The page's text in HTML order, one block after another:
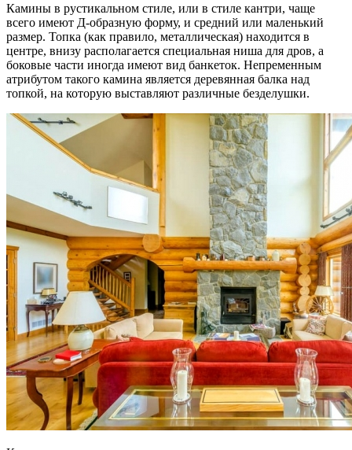
Камины в рустикальном стиле, или в стиле кантри, чаще
всего имеют Д-образную форму, и средний или маленький
размер. Топка (как правило, металлическая) находится в
центре, внизу располагается специальная ниша для дров, а
боковые части иногда имеют вид банкеток. Непременным
атрибутом такого камина является деревянная балка над
топкой, на которую выставляют различные безделушки.